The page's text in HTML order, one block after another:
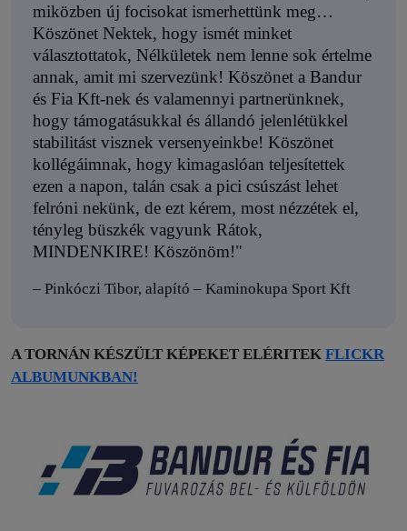
miközben új focisokat ismerhettünk meg…
Köszönet Nektek, hogy ismét minket
választottatok, Nélkületek nem lenne sok értelme
annak, amit mi szervezünk! Köszönet a Bandur
és Fia Kft-nek és valamennyi partnerünknek,
hogy támogatásukkal és állandó jelenlétükkel
stabilitást visznek versenyeinkbe! Köszönet
kollégáimnak, hogy kimagaslóan teljesítettek
ezen a napon, talán csak a pici csúszást lehet
felróni nekünk, de ezt kérem, most nézzétek el,
tényleg büszkék vagyunk Rátok,
MINDENKIRE! Köszönöm!"
– Pinkóczi Tibor, alapító – Kaminokupa Sport Kft
A TORNÁN KÉSZÜLT KÉPEKET ELÉRITEK FLICKR
ALBUMUNKBAN!